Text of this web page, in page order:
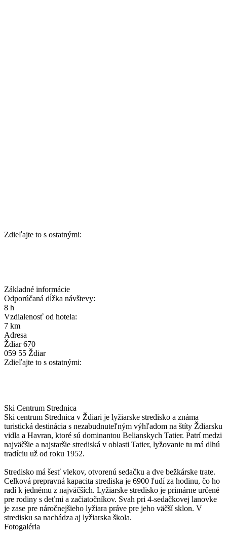
Zdieľajte to s ostatnými:
Základné informácie
Odporúčaná dĺžka návštevy:
8 h
Vzdialenosť od hotela:
7 km
Adresa
Ždiar 670
059 55 Ždiar
Zdieľajte to s ostatnými:
Ski Centrum Strednica
Ski centrum Strednica v Ždiari je lyžiarske stredisko a známa
turistická destinácia s nezabudnuteľným výhľadom na štíty Ždiarsku
vidla a Havran, ktoré sú dominantou Belianskych Tatier. Patrí medzi
najväčšie a najstaršie strediská v oblasti Tatier, lyžovanie tu má dlhú
tradíciu už od roku 1952.
Stredisko má šesť vlekov, otvorenú sedačku a dve bežkárske trate.
Celková prepravná kapacita strediska je 6900 ľudí za hodinu, čo ho
radí k jednému z najväčších. Lyžiarske stredisko je primárne určené
pre rodiny s deťmi a začiatočníkov. Svah pri 4-sedačkovej lanovke
je zase pre náročnejšieho lyžiara práve pre jeho väčší sklon. V
stredisku sa nachádza aj lyžiarska škola.
Fotogaléria